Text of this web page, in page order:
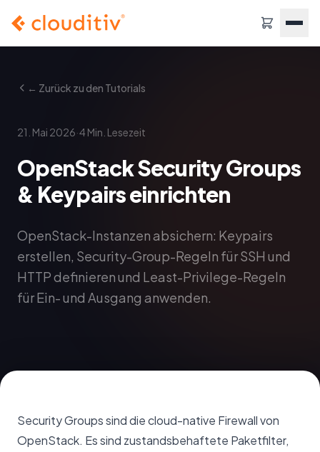
← Zurück zu den Tutorials
21. Mai 2026·4 Min. Lesezeit
OpenStack Security Groups
& Keypairs einrichten
OpenStack-Instanzen absichern: Keypairs
erstellen, Security-Group-Regeln für SSH und
HTTP definieren und Least-Privilege-Regeln
für Ein- und Ausgang anwenden.
Security Groups sind die cloud-native Firewall von
OpenStack. Es sind zustandsbehaftete Paketfilter,